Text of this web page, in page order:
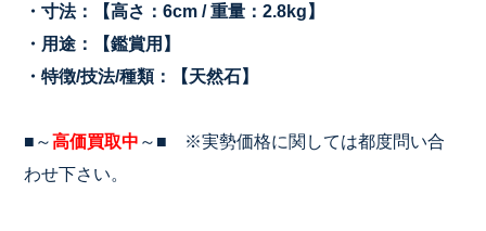
・寸法：【高さ：6cm / 重量：2.8kg 】
・用途：【鑑賞用】
・特徴/技法/種類：【天然石】
■～高価買取中 ～■ ※実勢価格に関しては都度問い合
わせ下さい。